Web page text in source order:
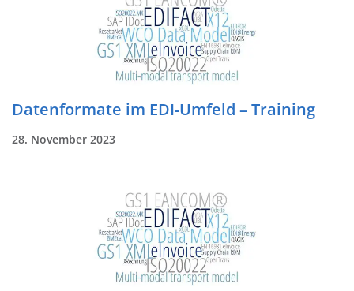
Datenformate im EDI-Umfeld – Training
28. November 2023